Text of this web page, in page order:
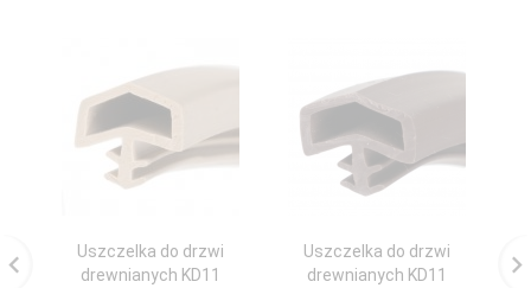
Uszczelka do drzwi
drewnianych KD11
Uszczelka do drzwi
drewnianych KD11